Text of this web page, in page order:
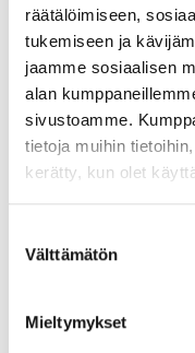
räätälöimiseen,
tukemiseen ja
jaamme sosiaalisen
alan
sivustoamme.
tietoja muihin
kerätty, kun olet
valinta
Välttämätön
Mieltymykset
Mitä mieltä